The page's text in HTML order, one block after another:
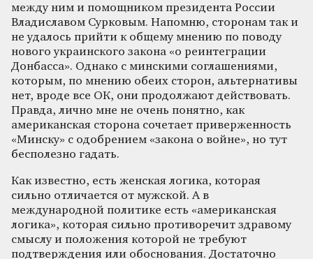
между ним и помощником президента России
Владиславом Сурковым. Напомню, сторонам так и
не удалось прийти к общему мнению по поводу
нового украинского закона «о реинтеграции
Донбасса». Однако с минскими соглашениями,
которым, по мнению обеих сторон, альтернативы
нет, вроде все ОК, они продолжают действовать.
Правда, лично мне не очень понятно, как
американская сторона сочетает приверженность
«Минску» с одобрением «закона о войне», но тут
бесполезно гадать.
Как известно, есть женская логика, которая
сильно отличается от мужской. А в
международной политике есть «американская
логика», которая сильно противоречит здравому
смыслу и положения которой не требуют
подтверждения или обоснования. Достаточно